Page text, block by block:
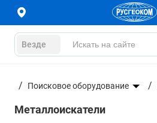
Везде
Поисковое оборудование
Металлоискатели